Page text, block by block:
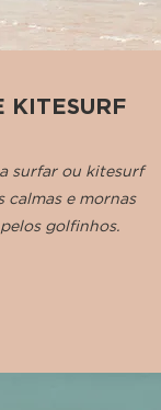
KITESURF
surfar ou kitesurf
calmas e mornas
golfinhos.